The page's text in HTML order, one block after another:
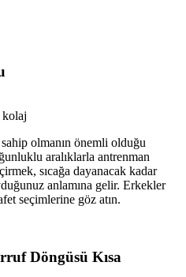
kolaj
olmanın önemli olduğu
aralıklarla antrenman
sıcağa dayanacak kadar
anlamına gelir. Erkekler
seçimlerine göz atın.
Döngüsü Kısa